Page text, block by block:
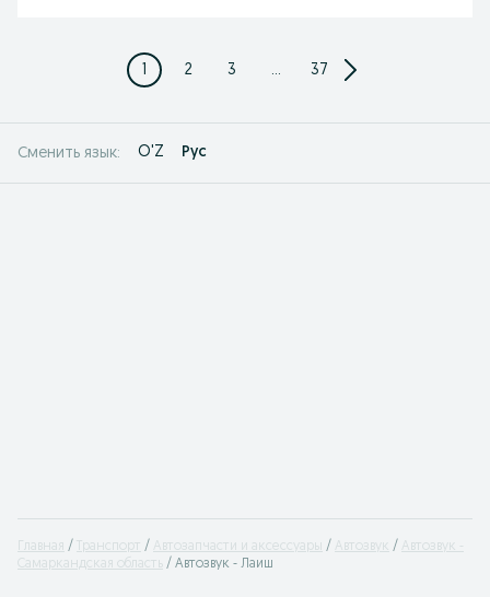
1 2 3 ... 37
Сменить язык: O'Z Рус
Главная Транспорт Автозапчасти и аксессуары Автозвук
Автозвук -
Самаркандская область
Автозвук - Лаиш